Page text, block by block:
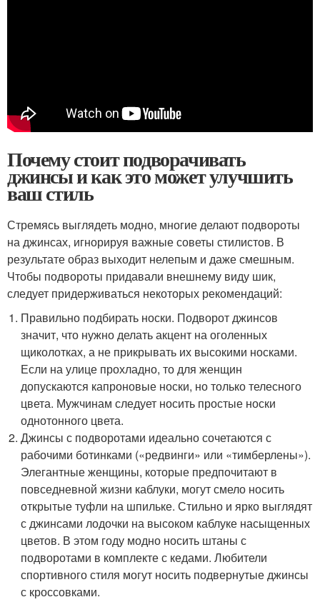
Почему стоит подворачивать
джинсы и как это может улучшить
ваш стиль
Стремясь выглядеть модно, многие делают подвороты
на джинсах, игнорируя важные советы стилистов. В
результате образ выходит нелепым и даже смешным.
Чтобы подвороты придавали внешнему виду шик,
следует придерживаться некоторых рекомендаций:
Правильно подбирать носки. Подворот джинсов
значит, что нужно делать акцент на оголенных
щиколотках, а не прикрывать их высокими носками.
Если на улице прохладно, то для женщин
допускаются капроновые носки, но только телесного
цвета. Мужчинам следует носить простые носки
однотонного цвета.
Джинсы с подворотами идеально сочетаются с
рабочими ботинками («редвинги» или «тимберлены»).
Элегантные женщины, которые предпочитают в
повседневной жизни каблуки, могут смело носить
открытые туфли на шпильке. Стильно и ярко выглядят
с джинсами лодочки на высоком каблуке насыщенных
цветов. В этом году модно носить штаны с
подворотами в комплекте с кедами. Любители
спортивного стиля могут носить подвернутые джинсы
с кроссовками.